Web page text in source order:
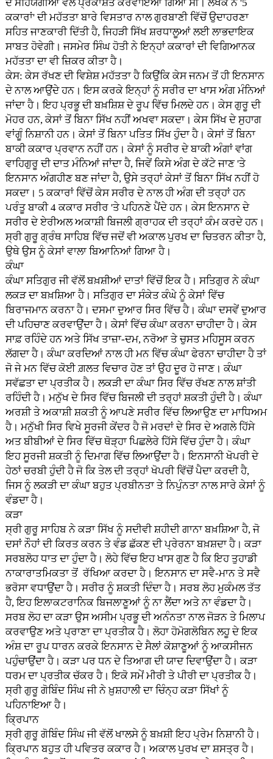
ਦੇ ਸਹਿਯੋਗੀਆਂ ਵੱਲੋਂ ਪ੍ਰਕਾਸ਼ਤ ਕਰਵਾਇਆ ਗਿਆ ਸੀ। ਲੇਖਕ ਨੇ '5
ਕਕਾਰਾਂ' ਦੀ ਮਹੱਤਤਾ ਬਾਰੇ ਵਿਸਤਾਰ ਨਾਲ ਗੁਰਬਾਣੀ ਵਿੱਚੋਂ ਉਦਾਹਰਣਾ
ਸਹਿਤ ਜਾਣਕਾਰੀ ਦਿੱਤੀ ਹੈ, ਜਿਹੜੀ ਸਿੱਖ ਸ਼ਰਧਾਲੂਆਂ ਲਈ ਲਾਭਦਾਇਕ
ਸਾਬਤ ਹੋਵੇਗੀ। ਜਸਮੇਰ ਸਿੰਘ ਹੋਤੀ ਨੇ ਇਨ੍ਹਾਂ ਕਕਾਰਾਂ ਦੀ ਵਿਗਿਆਨਕ
ਮਹੱਤਤਾ ਦਾ ਵੀ ਜ਼ਿਕਰ ਕੀਤਾ ਹੈ।
ਕੇਸ: ਕੇਸ ਰੱਖਣ ਦੀ ਵਿਸ਼ੇਸ਼ ਮਹੱਤਤਾ ਹੈ ਕਿਉਂਕਿ ਕੇਸ ਜਨਮ ਤੋਂ ਹੀ ਇਨਸਾਨ
ਦੇ ਨਾਲ ਆਉਂਦੇ ਹਨ। ਇਸ ਕਰਕੇ ਇਨ੍ਹਾਂ ਨੂੰ ਸਰੀਰ ਦਾ ਖਾਸ ਅੰਗ ਮੰਨਿਆਂ
ਜਾਂਦਾ ਹੈ। ਇਹ ਪ੍ਰਭੂ ਦੀ ਬਖ਼ਸ਼ਿਸ਼ ਦੇ ਰੂਪ ਵਿੱਚ ਮਿਲਦੇ ਹਨ। ਕੇਸ ਗੁਰੂ ਦੀ
ਮੋਹਰ ਹਨ, ਕੇਸਾਂ ਤੋਂ ਬਿਨਾ ਸਿੱਖ ਨਹੀਂ ਅਖਵਾ ਸਕਦਾ। ਕੇਸ ਸਿੱਖ ਦੇ ਸੁਹਾਗ
ਵਾਂਗੂੰ ਨਿਸ਼ਾਨੀ ਹਨ। ਕੇਸਾਂ ਤੋਂ ਬਿਨਾ ਪਤਿਤ ਸਿੱਖ ਹੁੰਦਾ ਹੈ। ਕੇਸਾਂ ਤੋਂ ਬਿਨਾ
ਬਾਕੀ ਕਕਾਰ ਪ੍ਰਵਾਨ ਨਹੀਂ ਹਨ। ਕੇਸਾਂ ਨੂੰ ਸਰੀਰ ਦੇ ਬਾਕੀ ਅੰਗਾਂ ਵਾਂਗ
ਵਾਹਿਗੁਰੂ ਦੀ ਦਾਤ ਮੰਨਿਆਂ ਜਾਂਦਾ ਹੈ, ਜਿਵੇਂ ਕਿਸੇ ਅੰਗ ਦੇ ਕੱਟੇ ਜਾਣ 'ਤੇ
ਇਨਸਾਨ ਅੰਗਹੀਣ ਬਣ ਜਾਂਦਾ ਹੈ, ਉਸੇ ਤਰ੍ਹਾਂ ਕੇਸਾਂ ਤੋਂ ਬਿਨਾ ਸਿੱਖ ਨਹੀਂ ਹੋ
ਸਕਦਾ। 5 ਕਕਾਰਾਂ ਵਿੱਚੋਂ ਕੇਸ ਸਰੀਰ ਦੇ ਨਾਲ ਹੀ ਅੰਗ ਦੀ ਤਰ੍ਹਾਂ ਹਨ
ਪਰੰਤੂ ਬਾਕੀ 4 ਕਕਾਰ ਸਰੀਰ 'ਤੇ ਪਹਿਨਣੇ ਪੈਂਦੇ ਹਨ। ਕੇਸ ਇਨਸਾਨ ਦੇ
ਸਰੀਰ ਦੇ ਏਰੀਅਲ ਅਕਾਸ਼ੀ ਬਿਜਲੀ ਗ੍ਰਾਹਕ ਦੀ ਤਰ੍ਹਾਂ ਕੰਮ ਕਰਦੇ ਹਨ।
ਸ੍ਰੀ ਗੁਰੂ ਗ੍ਰੰਥ ਸਾਹਿਬ ਵਿੱਚ ਜਦੋਂ ਵੀ ਅਕਾਲ ਪੁਰਖ ਦਾ ਚਿਤਰਨ ਕੀਤਾ ਹੈ,
ਉਥੇ ਉਸ ਨੂੰ ਕੇਸਾਂ ਵਾਲਾ ਬਿਆਨਿਆਂ ਗਿਆ ਹੈ।
ਕੰਘਾ
ਕੰਘਾ ਸਤਿਗੁਰ ਜੀ ਵੱਲੋਂ ਬਖ਼ਸ਼ੀਆਂ ਦਾਤਾਂ ਵਿੱਚੋਂ ਇਕ ਹੈ। ਸਤਿਗੁਰ ਨੇ ਕੰਘਾ
ਲਕੜ ਦਾ ਬਖ਼ਸ਼ਿਆ ਹੈ। ਸਤਿਗੁਰ ਦਾ ਸੰਕੇਤ ਕੰਘੇ ਨੂੰ ਕੇਸਾਂ ਵਿੱਚ
ਬਿਰਾਜਮਾਨ ਕਰਨਾ ਹੈ। ਦਸਮਾ ਦੁਆਰ ਸਿਰ ਵਿੱਚ ਹੈ। ਕੰਘਾ ਦਸਵੇਂ ਦੁਆਰ
ਦੀ ਪਹਿਚਾਣ ਕਰਵਾਉਂਦਾ ਹੈ। ਕੇਸਾਂ ਵਿੱਚ ਕੰਘਾ ਕਰਨਾ ਚਾਹੀਦਾ ਹੈ। ਕੇਸ
ਸਾਫ਼ ਰਹਿੰਦੇ ਹਨ ਅਤੇ ਸਿੱਖ ਤਾਜ਼ਾ-ਦਮ, ਨਰੋਆ ਤੇ ਚੁਸਤ ਮਹਿਸੂਸ ਕਰਨ
ਲੱਗਦਾ ਹੈ। ਕੰਘਾ ਕਰਦਿਆਂ ਨਾਲ ਹੀ ਮਨ ਵਿੱਚ ਕੰਘਾ ਫੇਰਨਾ ਚਾਹੀਦਾ ਹੈ ਤਾਂ
ਜੋ ਜੇ ਮਨ ਵਿੱਚ ਕੋਈ ਗ਼ਲਤ ਵਿਚਾਰ ਹੋਣ ਤਾਂ ਉਹ ਦੂਰ ਹੋ ਜਾਣ। ਕੰਘਾ
ਸਵੱਛਤਾ ਦਾ ਪ੍ਰਤੀਕ ਹੈ। ਲਕੜੀ ਦਾ ਕੰਘਾ ਸਿਰ ਵਿੱਚ ਰੱਖਣ ਨਾਲ ਸ਼ਾਂਤੀ
ਰਹਿੰਦੀ ਹੈ। ਮਨੁੱਖ ਦੇ ਸਿਰ ਵਿੱਚ ਬਿਜਲੀ ਦੀ ਤਰ੍ਹਾਂ ਸ਼ਕਤੀ ਹੁੰਦੀ ਹੈ। ਕੰਘਾ
ਅਰਸ਼ੀ ਤੇ ਅਕਾਸ਼ੀ ਸ਼ਕਤੀ ਨੂੰ ਆਪਣੇ ਸਰੀਰ ਵਿੱਚ ਲਿਆਉਣ ਦਾ ਮਾਧਿਅਮ
ਹੈ। ਮਨੁੱਖੀ ਸਿਰ ਵਿਖੇ ਸੂਰਜੀ ਕੇਂਦਰ ਹੈ ਜੋ ਮਰਦਾਂ ਦੇ ਸਿਰ ਦੇ ਅਗਲੇ ਹਿੱਸੇ
ਅਤ ਬੀਬੀਆਂ ਦੇ ਸਿਰ ਵਿੱਚ ਥੋੜ੍ਹਾ ਪਿਛਲੇਰੇ ਹਿੱਸੇ ਵਿੱਚ ਹੁੰਦਾ ਹੈ। ਕੰਘਾ
ਇਹ ਸੂਰਜੀ ਸ਼ਕਤੀ ਨੂੰ ਦਿਮਾਗ ਵਿੱਚ ਲਿਆਉਂਦਾ ਹੈ। ਇਨਸਾਨੀ ਖੋਪਰੀ ਦੇ
ਹੇਠਾਂ ਚਰਬੀ ਹੁੰਦੀ ਹੈ ਜੋ ਕਿ ਤੇਲ ਦੀ ਤਰ੍ਹਾਂ ਖੋਪਰੀ ਵਿੱਚੋਂ ਪੈਦਾ ਕਰਦੀ ਹੈ,
ਜਿਸ ਨੂੰ ਲਕੜੀ ਦਾ ਕੰਘਾ ਬਹੁਤ ਪ੍ਰਬੀਨਤਾ ਤੇ ਨਿਪੁੰਨਤਾ ਨਾਲ ਸਾਰੇ ਕੇਸਾਂ ਨੂੰ
ਵੰਡਦਾ ਹੈ।
ਕੜਾ
ਸ੍ਰੀ ਗੁਰੂ ਸਾਹਿਬ ਨੇ ਕੜਾ ਸਿੱਖ ਨੂੰ ਸਦੀਵੀ ਸ਼ਹੀਦੀ ਗਾਨਾ ਬਖ਼ਸ਼ਿਆ ਹੈ, ਜੋ
ਦਸਾਂ ਨੌਹਾਂ ਦੀ ਕਿਰਤ ਕਰਨ ਤੇ ਵੰਡ ਛੱਕਣ ਦੀ ਪ੍ਰੇਰਨਾ ਬਖ਼ਸ਼ਦਾ ਹੈ। ਕੜਾ
ਸਰਬਲੋਹ ਧਾਤ ਦਾ ਹੁੰਦਾ ਹੈ। ਲੋਹੇ ਵਿੱਚ ਇਹ ਖਾਸ ਗੁਣ ਹੈ ਕਿ ਇਹ ਤੁਹਾਡੀ
ਨਾਕਾਰਾਤਮਿਕਤਾ ਤੋਂ ਰੱਖਿਆ ਕਰਦਾ ਹੈ। ਇਨਸਾਨ ਦਾ ਸਵੈ-ਮਾਨ ਤੇ ਸਵੈ
ਭਰੋਸਾ ਵਧਾਉਂਦਾ ਹੈ। ਸਰੀਰ ਨੂੰ ਸ਼ਕਤੀ ਦਿੰਦਾ ਹੈ। ਸਰਬ ਲੋਹ ਮੁਕੰਮਲ ਤੱਤ
ਹੈ, ਇਹ ਇਲਾਕਟਰਾਨਿਕ ਬਿਜਲਾਣੂਆਂ ਨੂੰ ਨਾ ਲੈਂਦਾ ਅਤੇ ਨਾ ਵੰਡਦਾ ਹੈ।
ਸਰਬ ਲੋਹ ਦਾ ਕੜਾ ਉਸ ਅਸੀਮ ਪ੍ਰਭੂ ਦੀ ਅਨੰਨਤਾ ਨਾਲ ਜੋੜਨ ਤੇ ਮਿਲਾਪ
ਕਰਵਾਉਣ ਅਤੇ ਪ੍ਰਾਣਾ ਦਾ ਪ੍ਰਤੀਕ ਹੈ। ਲੋਹਾ ਹੋਮੋਗਲੋਬਿਨ ਲਹੂ ਦੇ ਇਕ
ਅੰਸ਼ ਦਾ ਰੂਪ ਧਾਰਨ ਕਰਕੇ ਇਨਸਾਨ ਦੇ ਸੈਲਾਂ ਕੋਸ਼ਾਣੂਆਂ ਨੂੰ ਆਕਸੀਜਨ
ਪਹੁੰਚਾਉਂਦਾ ਹੈ। ਕੜਾ ਪਰ ਧਨ ਦੇ ਤਿਆਗ ਦੀ ਯਾਦ ਦਿਵਾਉਂਦਾ ਹੈ। ਕੜਾ
ਧਰਮ ਦਾ ਪ੍ਰਤੀਕ ਚੱਕਰ ਹੈ। ਇਕੋ ਸਮੇਂ ਮੀਰੀ ਤੇ ਪੀਰੀ ਦਾ ਪ੍ਰਤੀਕ ਹੈ।
ਸ੍ਰੀ ਗੁਰੂ ਗੋਬਿੰਦ ਸਿੰਘ ਜੀ ਨੇ ਖ਼ੁਸ਼ਹਾਲੀ ਦਾ ਚਿੰਨ੍ਹ ਕੜਾ ਸਿੱਖਾਂ ਨੂੰ
ਪਹਿਨਾਇਆ ਹੈ।
ਕ੍ਰਿਪਾਨ
ਸ੍ਰੀ ਗੁਰੂ ਗੋਬਿੰਦ ਸਿੰਘ ਜੀ ਵੱਲੋਂ ਖਾਲਸੇ ਨੂੰ ਬਖ਼ਸ਼ੀ ਇਹ ਪ੍ਰੇਮ ਨਿਸ਼ਾਨੀ ਹੈ।
ਕ੍ਰਿਪਾਨ ਬਹੁਤ ਹੀ ਪਵਿਤਰ ਕਕਾਰ ਹੈ। ਅਕਾਲ ਪੁਰਖ ਦਾ ਸ਼ਸਤ੍ਰ ਹੈ।